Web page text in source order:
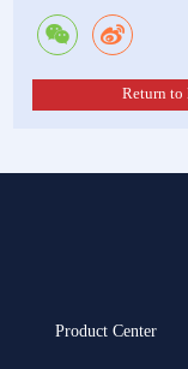
Return to
Product Center